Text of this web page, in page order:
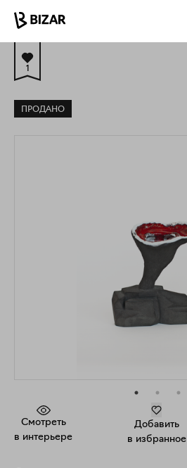
1
ПРОДАНО
Смотреть
в интерьере
Добавить
в избранное